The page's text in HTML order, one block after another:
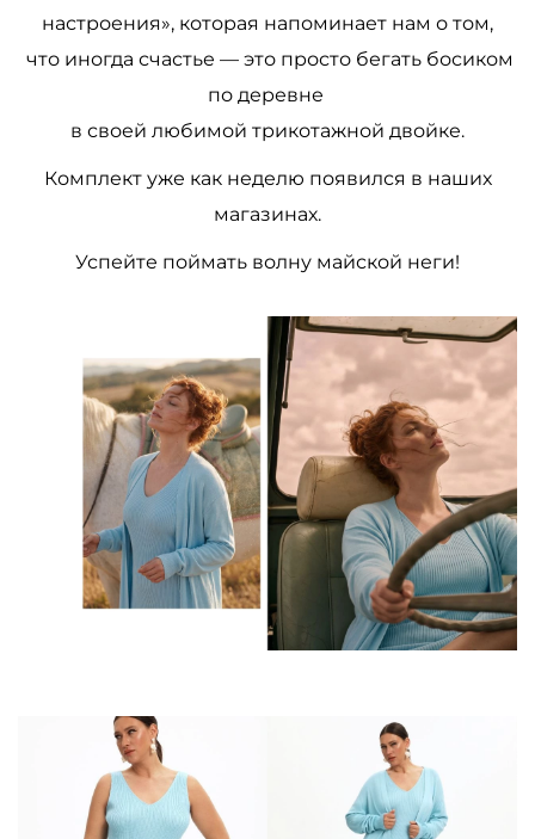
настроения», которая напоминает нам о том,
что иногда счастье — это просто бегать босиком
по деревне
в своей любимой трикотажной двойке.
Комплект уже как неделю появился в наших
магазинах.
Успейте поймать волну майской неги!